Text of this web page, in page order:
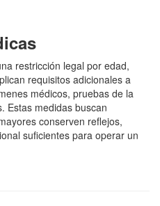
restricción legal por edad,
requisitos adicionales a
médicos, pruebas de la
Estas medidas buscan
conserven reflejos,
suficientes para operar un